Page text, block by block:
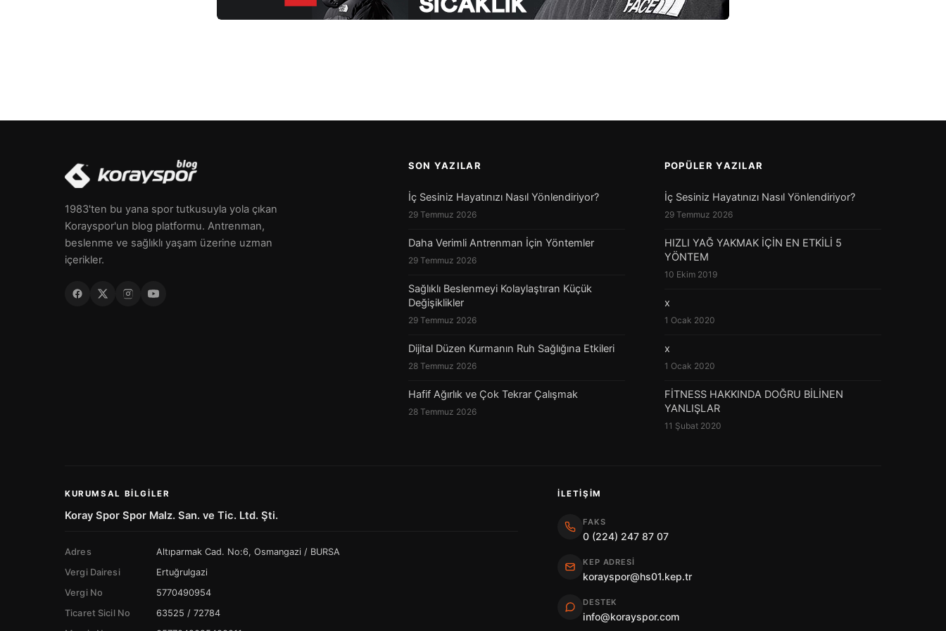
1983'ten bu yana spor tutkusuyla yola çıkan
Korayspor'un blog platformu. Antrenman,
beslenme ve sağlıklı yaşam üzerine uzman
içerikler.
SON YAZILAR
İç Sesiniz Hayatınızı Nasıl Yönlendiriyor?
29 Temmuz 2026
Daha Verimli Antrenman İçin Yöntemler
29 Temmuz 2026
Sağlıklı Beslenmeyi Kolaylaştıran Küçük
Değişiklikler
29 Temmuz 2026
Dijital Düzen Kurmanın Ruh Sağlığına Etkileri
28 Temmuz 2026
Hafif Ağırlık ve Çok Tekrar Çalışmak
28 Temmuz 2026
POPÜLER YAZILAR
İç Sesiniz Hayatınızı Nasıl Yönlendiriyor?
29 Temmuz 2026
HIZLI YAĞ YAKMAK İÇİN EN ETKİLİ 5
YÖNTEM
10 Ekim 2019
x
1 Ocak 2020
x
1 Ocak 2020
FİTNESS HAKKINDA DOĞRU BİLİNEN
YANLIŞLAR
11 Şubat 2020
KURUMSAL BILGILER
Koray Spor Spor Malz. San. ve Tic. Ltd. Şti.
Adres
Altıparmak Cad. No:6, Osmangazi / BURSA
Vergi Dairesi
Ertuğrulgazi
Vergi No
5770490954
Ticaret Sicil No
63525 / 72784
İLETIŞIM
FAKS
0 (224) 247 87 07
KEP ADRESI
korayspor@hs01.kep.tr
DESTEK
info@korayspor.com